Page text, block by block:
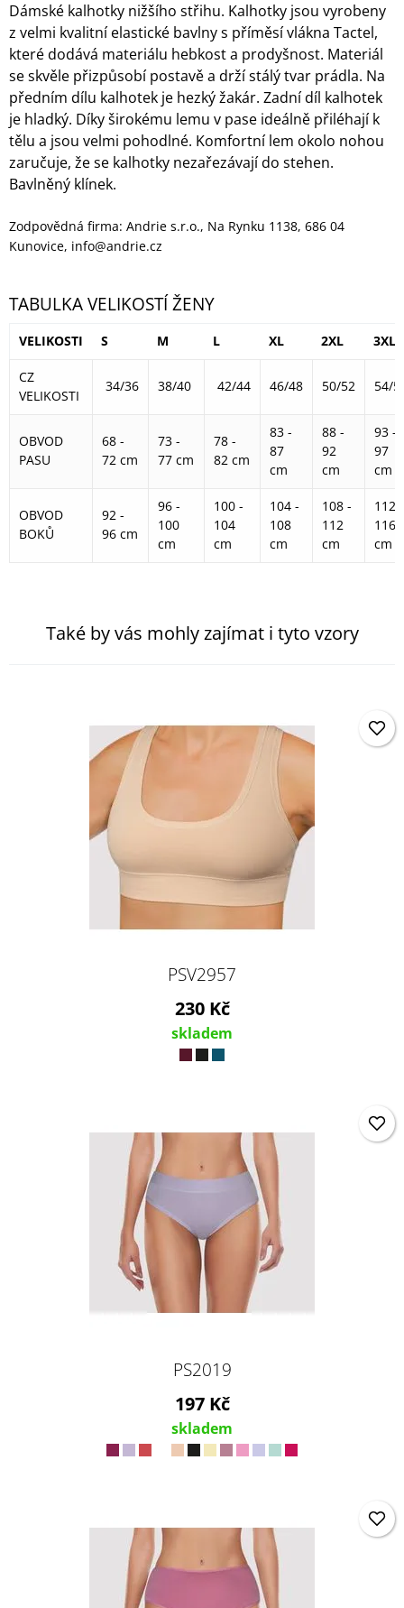
Dámské kalhotky nižšího střihu. Kalhotky jsou vyrobeny
z velmi kvalitní elastické bavlny s příměsí vlákna Tactel,
které dodává materiálu hebkost a prodyšnost. Materiál
se skvěle přizpůsobí postavě a drží stálý tvar prádla. Na
předním dílu kalhotek je hezký žakár. Zadní díl kalhotek
je hladký. Díky širokému lemu v pase ideálně přiléhají k
tělu a jsou velmi pohodlné. Komfortní lem okolo nohou
zaručuje, že se kalhotky nezařezávají do stehen.
Bavlněný klínek.
Zodpovědná firma: Andrie s.r.o., Na Rynku 1138, 686 04
Kunovice, info@andrie.cz
TABULKA VELIKOSTÍ ŽENY
VELIKOSTI S M L XL 2XL 3XL
CZ
VELIKOSTI
34/36 38/40 42/44 46/48 50/52 54/
OBVOD
PASU
68 -
72 cm
73 -
77 cm
78 -
82 cm
83 -
87
cm
88 -
92
cm
93 -
97
cm
OBVOD
BOKŮ
92 -
96 cm
96 -
100
cm
100 -
104
cm
104 -
108
cm
108 -
112
cm
112 -
116
cm
Také by vás mohly zajímat i tyto vzory
PSV2957
230 Kč
skladem
PS2019
197 Kč
skladem